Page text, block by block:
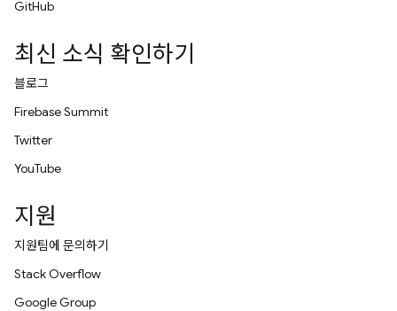
GitHub
최신 소식 확인하기
블로그
Firebase Summit
Twitter
YouTube
지원
지원팀에 문의하기
Stack Overflow
Google Group